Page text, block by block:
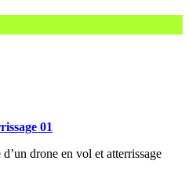
01
drone en vol et atterrissage